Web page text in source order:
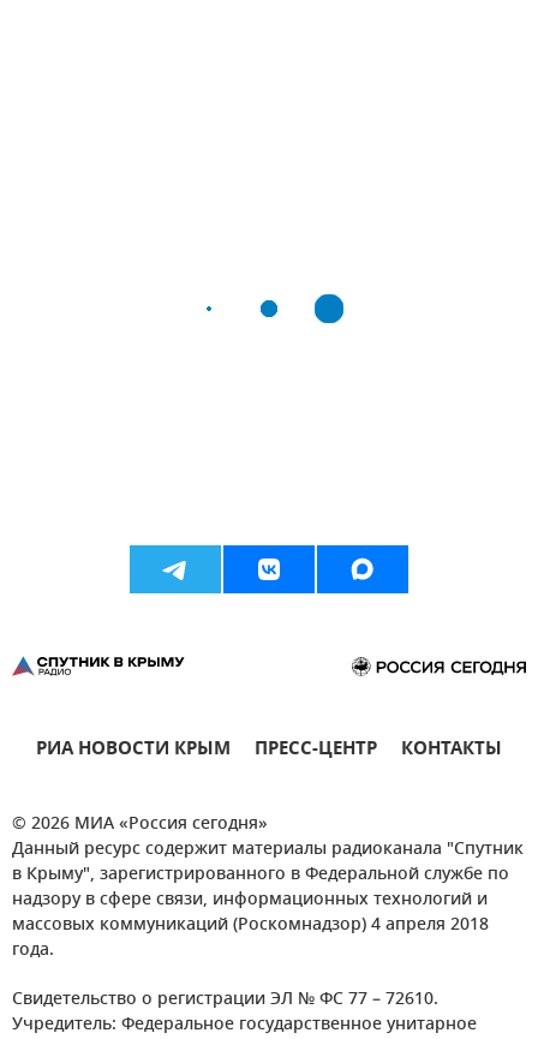
РИА НОВОСТИ КРЫМ ПРЕСС-ЦЕНТР КОНТАКТЫ
© 2026 МИА «Россия сегодня»
Данный ресурс содержит материалы радиоканала "Спутник
в Крыму", зарегистрированного в Федеральной службе по
надзору в сфере связи, информационных технологий и
массовых коммуникаций (Роскомнадзор) 4 апреля 2018
года.
Свидетельство о регистрации ЭЛ № ФС 77 – 72610.
Учредитель: Федеральное государственное унитарное